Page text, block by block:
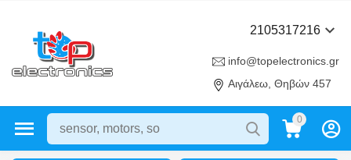
2105317216
info@topelectronics.gr
Αιγάλεω, Θηβών 457
0